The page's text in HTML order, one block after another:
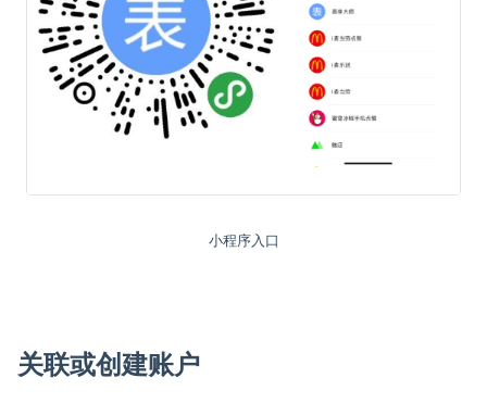
小程序入口
关联或创建账户